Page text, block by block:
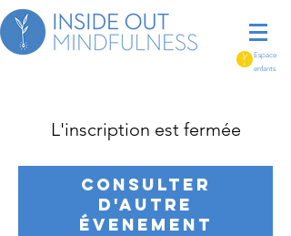
Espace
enfants
L'inscription est fermée
Consulter
d'autre
évenement